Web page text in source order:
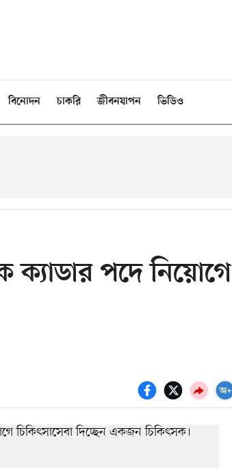
বিনোদন চাকরি জীবনযাপন ভিডিও
পদে নিয়োগে